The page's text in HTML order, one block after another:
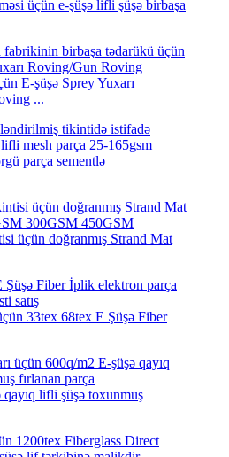
üçün e-şüşə lifli şüşə birbaşa
E-şüşə Sprey Yuxarı
...
parça sementlə
üçün doğranmış Strand Mat
33tex 68tex E Şüşə Fiber
qayıq lifli şüşə toxunmuş